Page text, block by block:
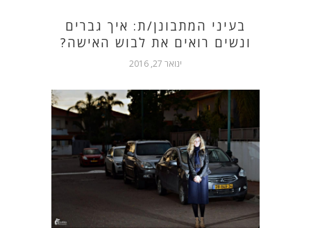
בעיני המתבונן/ת: איך גברים
ונשים רואים את לבוש האישה?
ינואר 27, 2016